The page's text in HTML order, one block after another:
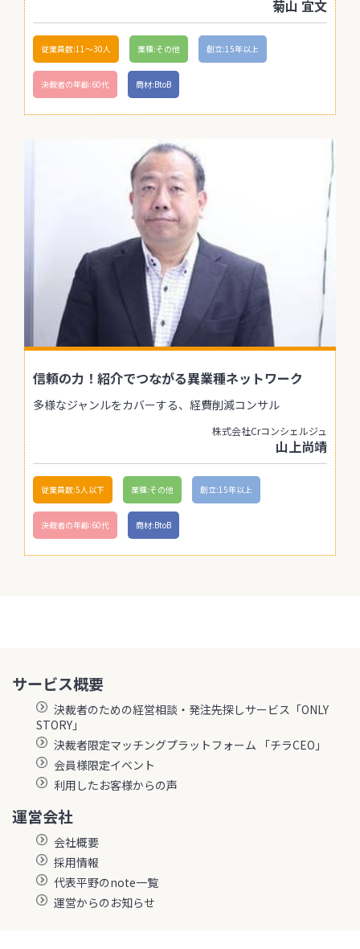
菊山 宜文
従業員数:11〜30人 業種:その他 創立:15年以上
決裁者の年齢:60代 商材:BtoB
信頼の力！紹介でつながる異業種ネットワーク
多様なジャンルをカバーする、経費削減コンサル
株式会社Crコンシェルジュ
山上尚靖
従業員数:5人以下 業種:その他 創立:15年以上
決裁者の年齢:60代 商材:BtoB
サービス概要
決裁者のための経営相談・発注先探しサービス「ONLY
STORY」
決裁者限定マッチングプラットフォーム 「チラCEO」
会員様限定イベント
利用したお客様からの声
運営会社
会社概要
採用情報
代表平野のnote一覧
運営からのお知らせ